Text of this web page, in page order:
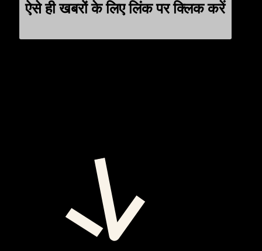
ऐसे ही खबरों के लिए लिंक पर क्लिक करें